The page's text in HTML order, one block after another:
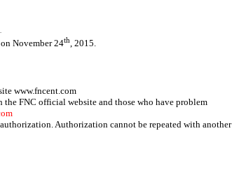
November 24th, 2015.
www.fncent.com
the FNC official website and those who have problem
Authorization cannot be repeated with another